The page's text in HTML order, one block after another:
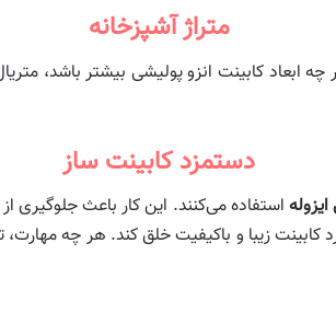
متراژ آشپزخانه
چه ابعاد کابینت انزو پولیشی بیشتر باشد،
دستمزد کابینت ساز
استفاده می‌کنند. این کار باعث جلوگیری
زیبا و باکیفیت خلق کند. هر چه